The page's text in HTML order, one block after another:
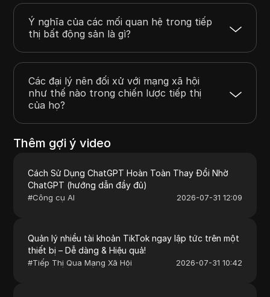
Ý nghĩa của các mối quan hệ trong tiếp
thị bất động sản là gì?
Các đại lý nên đối xử với mạng xã hội
như thế nào trong chiến lược tiếp thị
của họ?
Thêm gợi ý video
Cách Sử Dụng ChatGPT Hoàn Toàn Thay Đổi Nhờ
ChatGPT (hướng dẫn đầy đủ)
#Công cụ AI 2026-07-31 12:09
Quản lý nhiều tài khoản TikTok ngay lập tức trên một
thiết bị – Dễ dàng & Hiệu quả!
#Tiếp Thị Qua Mạng Xã Hội 2026-07-31 10:42